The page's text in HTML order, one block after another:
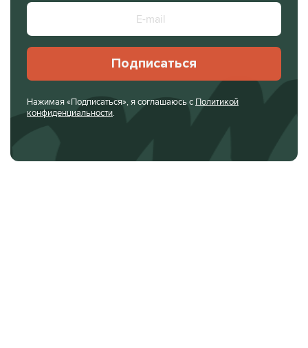
Подписаться
Нажимая «Подписаться», я соглашаюсь с Политикой
конфиденциальности.